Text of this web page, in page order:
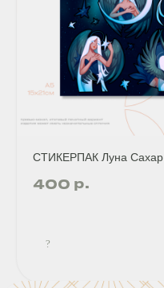
СТИКЕРПАК Луна Сахар
400 р.
?